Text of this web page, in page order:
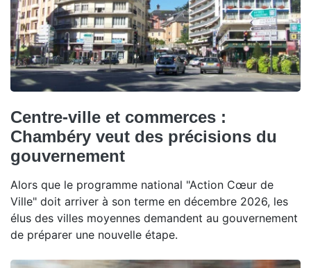
Centre-ville et commerces :
Chambéry veut des précisions du
gouvernement
Alors que le programme national "Action Cœur de
Ville" doit arriver à son terme en décembre 2026, les
élus des villes moyennes demandent au gouvernement
de préparer une nouvelle étape.